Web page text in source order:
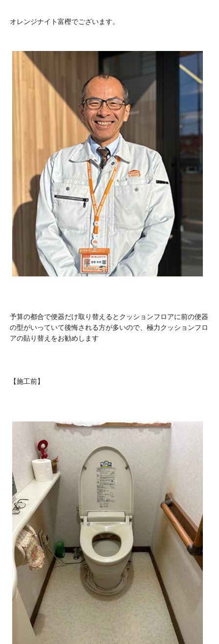
オレンジナイト富樫でございます。
予算の都合で便器だけ取り替えるとクッションフロアに前の便器
の型がいっていて後悔される方が多いので、極力クッションフロ
アの貼り替えをお勧めします
【施工前】